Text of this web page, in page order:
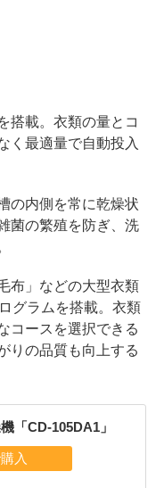
搭載。衣類の量とコ
く最適量で自動投入
の内側を常に乾燥状
菌の繁殖を防ぎ、洗
布」などの大型衣類
グラムを搭載。衣類
コースを選択できる
りの品質も向上する
「CD-105DA1」